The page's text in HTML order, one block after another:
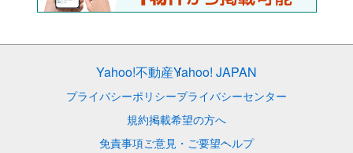
Yahoo!不動産Yahoo! JAPAN
プライバシーポリシープライバシーセンター
規約掲載希望の方へ
免責事項ご意見・ご要望ヘルプ